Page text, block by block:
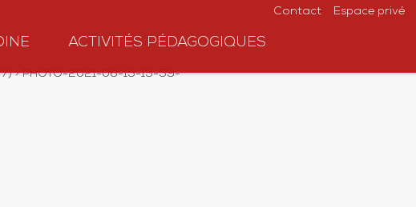
Contact Espace privé
ACTIVITÉS PÉDAGOGIQUES
>PHOTO-2021-06-15-15-59-